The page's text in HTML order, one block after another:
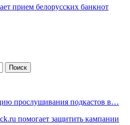
прием белорусских банкнот
прослушивания подкастов в…
помогает защитить кампании